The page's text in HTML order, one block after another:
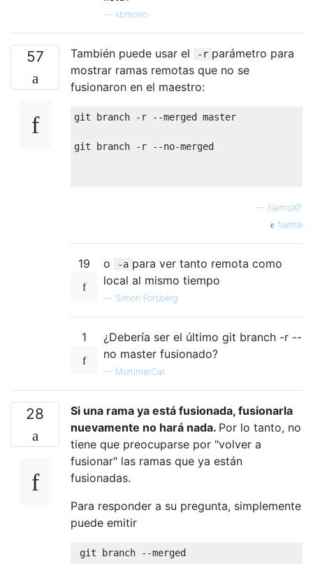
xbmono
57 También puede usar el -r parámetro para
mostrar ramas remotas que no se
fusionaron en el maestro:
git branch -r --merged master
git branch -r --no-merged
— NemoXP
fuente
19 o -a para ver tanto remota como
local al mismo tiempo
— Simon Forsberg
1
¿Debería ser el último git branch -r --
no master fusionado?
— MortimerCat
28
Si una rama ya está fusionada, fusionarla
nuevamente no hará nada. Por lo tanto, no
tiene que preocuparse por "volver a
fusionar" las ramas que ya están
fusionadas.
Para responder a su pregunta, simplemente
puede emitir